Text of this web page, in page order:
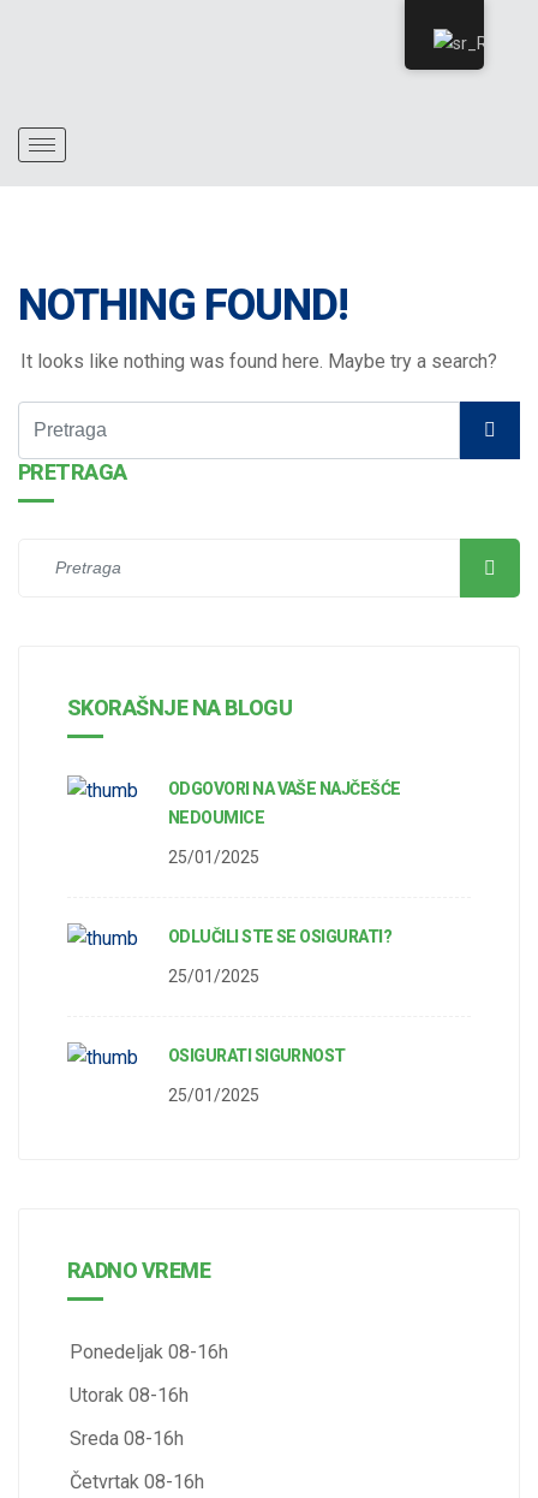
NOTHING FOUND!
It looks like nothing was found here. Maybe try a search?
PRETRAGA
SKORAŠNJE NA BLOGU
ODGOVORI NA VAŠE NAJČEŠĆE
NEDOUMICE
25/01/2025
ODLUČILI STE SE OSIGURATI?
25/01/2025
OSIGURATI SIGURNOST
25/01/2025
RADNO VREME
Ponedeljak 08-16h
Utorak 08-16h
Sreda 08-16h
Četvrtak 08-16h